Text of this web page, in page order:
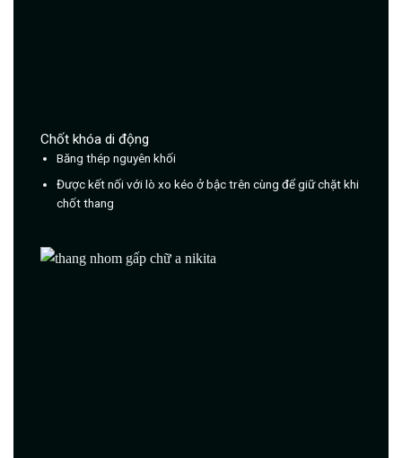
Chốt khóa di động
Băng thép nguyên khối
Được kết nối với lò xo kéo ở bậc trên cùng để giữ chặt khi
chốt thang